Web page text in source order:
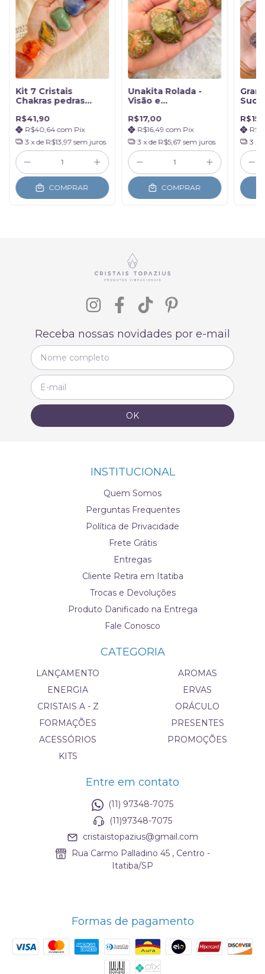
Kit 7 Cristais
Chakras pedras
R$41,90
R$40,64com Pix
3 x de R$13,97 sem juros
COMPRAR
Unakita Rolada -
Visão e
R$17,00
R$16,49com Pix
3 x de R$5,67 sem juros
COMPRAR
3 x
Receba nossas novidades por e-mail
INSTITUCIONAL
Quem Somos
Perguntas Frequentes
Política de Privacidade
Frete Grátis
Entregas
Cliente Retira em Itatiba
Trocas e Devoluções
Produto Danificado na Entrega
Fale Conosco
CATEGORIA
LANÇAMENTO
ENERGIA
CRISTAIS A - Z
FORMAÇÕES
ACESSÓRIOS
KITS
AROMAS
ERVAS
ORÁCULO
PRESENTES
PROMOÇÕES
Entre em contato
(11) 97348-7075
(11)97348-7075
cristaistopazius@gmail.com
Rua Carmo Palladino 45 , Centro -
Itatiba/SP
Formas de pagamento